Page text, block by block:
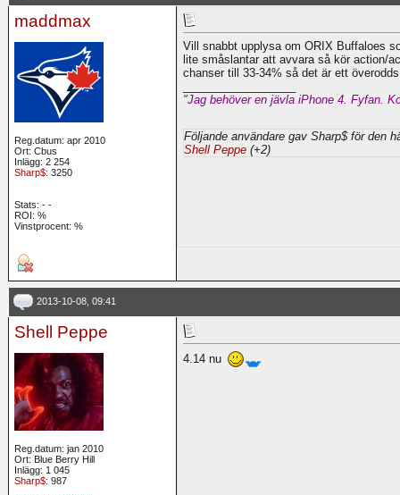
maddmax
Reg.datum: apr 2010
Ort: Cbus
Inlägg: 2 254
Sharp$: 3250
Stats: - -
ROI: %
Vinstprocent: %
Vill snabbt upplysa om ORIX Buffaloes
lite småslantar att avvara så kör action/
chanser till 33-34% så det är ett
"Jag behöver en jävla iPhone 4. Fyfan.
Följande användare gav Sharp$ för den
Shell Peppe (+2)
2013-10-08, 09:41
Shell Peppe
Reg.datum: jan 2010
Ort: Blue Berry Hill
Inlägg: 1 045
Sharp$: 987
4.14 nu